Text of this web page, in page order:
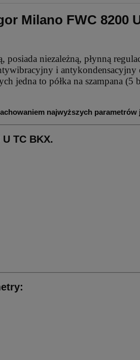
Milano FWC 8200
niezależną, płynną
i antykondensacyjny
to półka na szampana (5
najwyższych parametrów
TC BKX.